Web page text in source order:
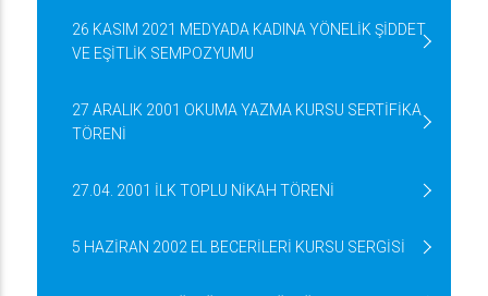
26 KASIM 2021 MEDYADA KADINA YÖNELİK ŞİDDET
VE EŞİTLİK SEMPOZYUMU
27 ARALIK 2001 OKUMA YAZMA KURSU SERTİFİKA
TÖRENİ
27.04. 2001 İLK TOPLU NİKAH TÖRENİ
5 HAZİRAN 2002 EL BECERİLERİ KURSU SERGİSİ